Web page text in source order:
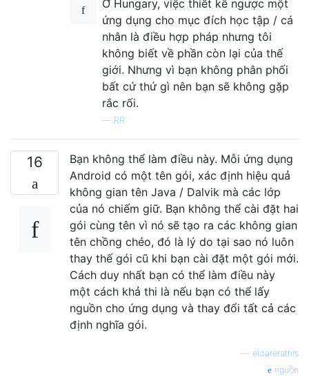
Ở Hungary, việc thiết kế ngược một
ứng dụng cho mục đích học tập / cá
nhân là điều hợp pháp nhưng tôi
không biết về phần còn lại của thế
giới. Nhưng vì bạn không phân phối
bất cứ thứ gì nên bạn sẽ không gặp
rắc rối.
— RR
16
Bạn không thể làm điều này. Mỗi ứng dụng
Android có một tên gói, xác định hiệu quả
không gian tên Java / Dalvik mà các lớp
của nó chiếm giữ. Bạn không thể cài đặt hai
gói cùng tên vì nó sẽ tạo ra các không gian
tên chồng chéo, đó là lý do tại sao nó luôn
thay thế gói cũ khi bạn cài đặt một gói mới.
Cách duy nhất bạn có thể làm điều này
một cách khả thi là nếu bạn có thể lấy
nguồn cho ứng dụng và thay đổi tất cả các
định nghĩa gói.
eldarerathis
nguồn